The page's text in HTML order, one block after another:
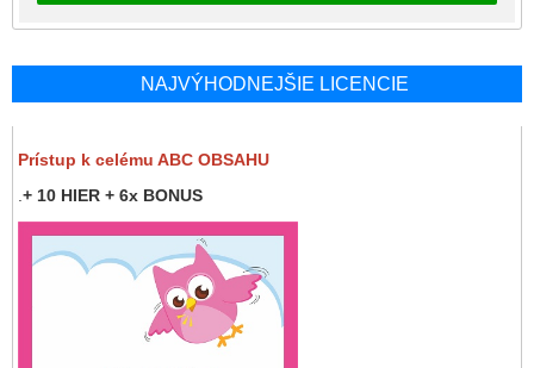
NAJVÝHODNEJŠIE LICENCIE
Prístup k celému ABC OBSAHU
+ 10 HIER + 6x BONUS